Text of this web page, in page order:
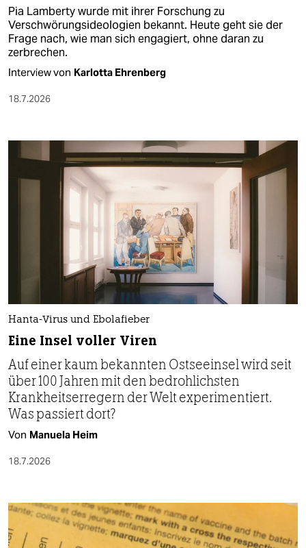
Pia Lamberty wurde mit ihrer Forschung zu
Verschwörungsideologien bekannt. Heute geht sie der
Frage nach, wie man sich engagiert, ohne daran zu
zerbrechen.
Interview von Karlotta Ehrenberg
18.7.2026
Hanta-Virus und Ebolafieber
Eine Insel voller Viren
Auf einer kaum bekannten Ostseeinsel wird seit
über 100 Jahren mit den bedrohlichsten
Krankheitserregern der Welt experimentiert.
Was passiert dort?
Von Manuela Heim
18.7.2026